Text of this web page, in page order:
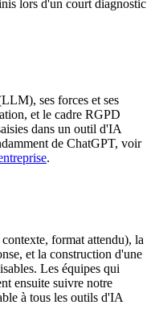
lors d'un court diagnostic
ses forces et ses
et le cadre RGPD
dans un outil d'IA
de ChatGPT, voir
.
format attendu), la
et la construction d'une
Les équipes qui
ensuite suivre notre
à tous les outils d'IA